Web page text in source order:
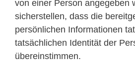
von einer Person angegeben
sicherstellen, dass die
persönlichen Informationen
tatsächlichen Identität der
übereinstimmen.